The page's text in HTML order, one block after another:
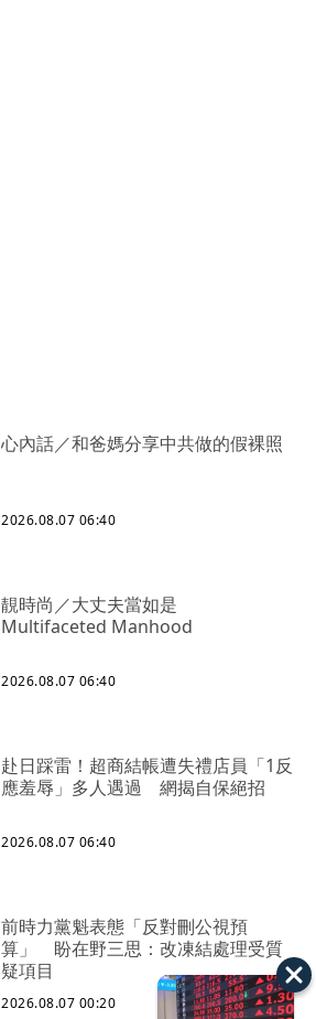
心內話／和爸媽分享中共做的假裸照
2026.08.07 06:40
靚時尚／大丈夫當如是
Multifaceted Manhood
2026.08.07 06:40
赴日踩雷！超商結帳遭失禮店員「1反
應羞辱」多人遇過 網揭自保絕招
2026.08.07 06:40
前時力黨魁表態「反對刪公視預
算」 盼在野三思：改凍結處理受質
疑項目
2026.08.07 00:20